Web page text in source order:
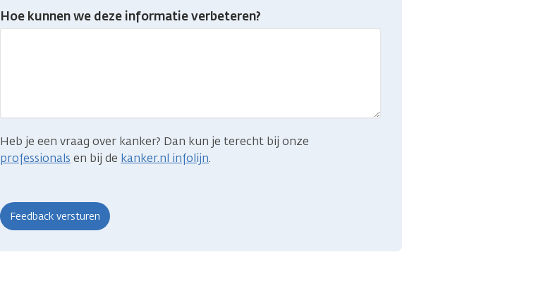
Heb
je
Hoe kunnen we deze informatie verbeteren?
Heb je een vraag over kanker? Dan kun je terecht bij onze
professionals en bij de kanker.nl infolijn.